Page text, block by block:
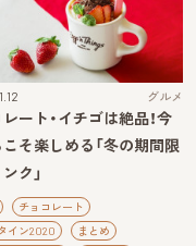
グルメ
ート・イチゴは絶品！今
そ楽しめる「冬の期間限
ク」
チョコレート
イン2020
まとめ